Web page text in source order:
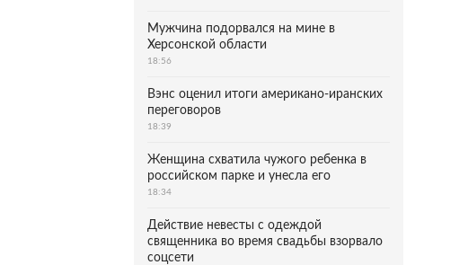
Мужчина подорвался на мине в
Херсонской области
18:56
Вэнс оценил итоги американо-иранских
переговоров
18:39
Женщина схватила чужого ребенка в
российском парке и унесла его
18:34
Действие невесты с одеждой
священника во время свадьбы взорвало
соцсети